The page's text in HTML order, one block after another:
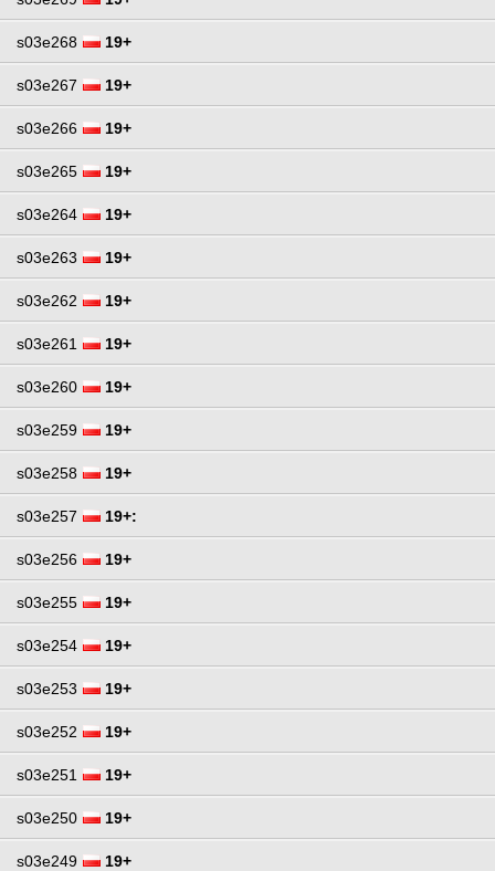
s03e268 19+
s03e267 19+
s03e266 19+
s03e265 19+
s03e264 19+
s03e263 19+
s03e262 19+
s03e261 19+
s03e260 19+
s03e259 19+
s03e258 19+
s03e257 19+:
s03e256 19+
s03e255 19+
s03e254 19+
s03e253 19+
s03e252 19+
s03e251 19+
s03e250 19+
s03e249 19+